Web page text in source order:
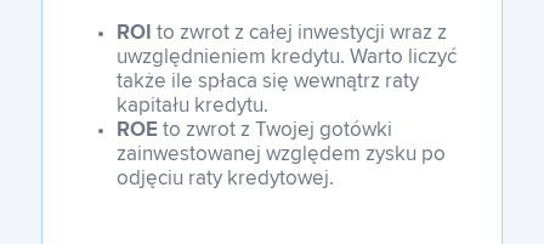
ROI to zwrot z całej inwestycji wraz z
uwzględnieniem kredytu. Warto liczyć
także ile spłaca się wewnątrz raty
kapitału kredytu.
ROE to zwrot z Twojej gotówki
zainwestowanej względem zysku po
odjęciu raty kredytowej.